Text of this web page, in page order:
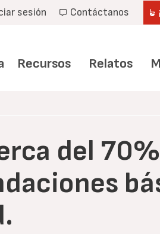
sesión Contáctanos
Recursos Relatos
del